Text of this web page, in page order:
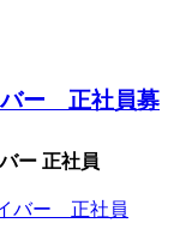
バー 正社員募
ー 正社員